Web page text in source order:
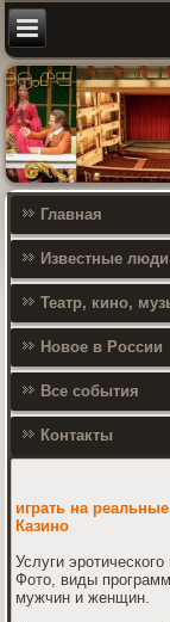
Главная
Известные люди
Театр, кино,
Новое в России
Все события
Контакты
играть на
Казино
Услуги
Фото, виды
мужчин и женщин.